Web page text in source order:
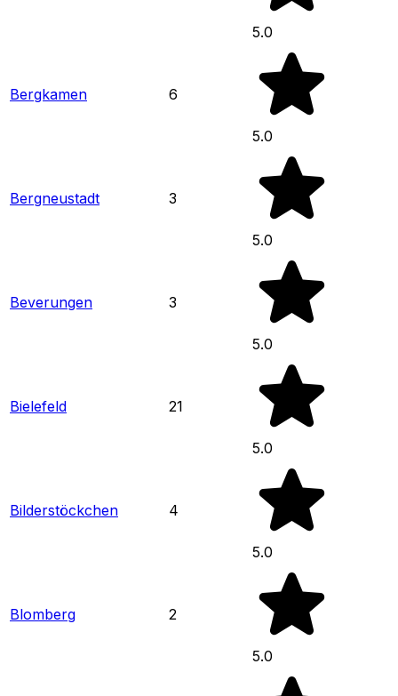
5.0
Bergkamen 6
5.0
Bergneustadt 3
5.0
Beverungen 3
5.0
Bielefeld 21
5.0
Bilderstöckchen 4
5.0
Blomberg 2
5.0